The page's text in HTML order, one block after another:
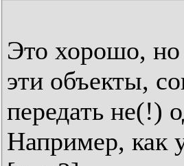
Это хорошо, но
эти объекты,
передать не(!)
Например, как